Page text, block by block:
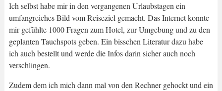
Ich selbst habe mir in den vergangenen Urlaubstagen ein
umfangreiches Bild vom Reiseziel gemacht. Das Internet konnte
mir gefühlte 1000 Fragen zum Hotel, zur Umgebung und zu den
geplanten Tauchspots geben. Ein bisschen Literatur dazu habe
ich auch bestellt und werde die Infos darin sicher auch noch
verschlingen.
Zudem dem ich mich dann mal von den Rechner gehockt und ein